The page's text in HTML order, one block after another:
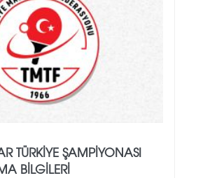
TÜRKIYE ŞAMPIYONASI
BILGILERI